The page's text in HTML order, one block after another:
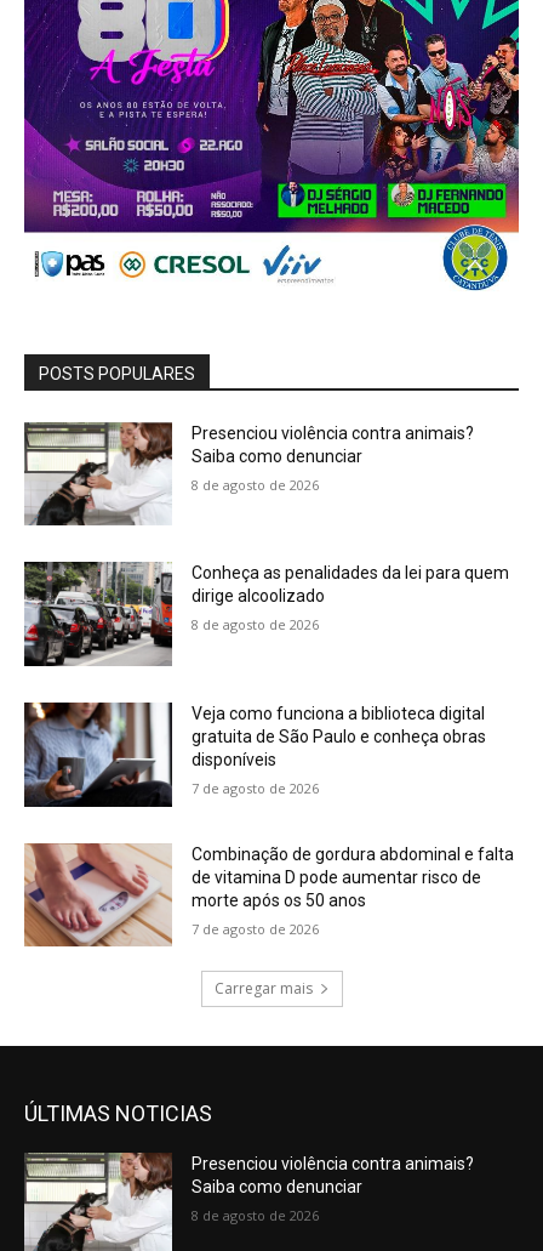
POSTS POPULARES
Presenciou violência contra animais?
Saiba como denunciar
8 de agosto de 2026
Conheça as penalidades da lei para quem
dirige alcoolizado
8 de agosto de 2026
Veja como funciona a biblioteca digital
gratuita de São Paulo e conheça obras
disponíveis
7 de agosto de 2026
Combinação de gordura abdominal e falta
de vitamina D pode aumentar risco de
morte após os 50 anos
7 de agosto de 2026
Carregar mais
ÚLTIMAS NOTICIAS
Presenciou violência contra animais?
Saiba como denunciar
8 de agosto de 2026